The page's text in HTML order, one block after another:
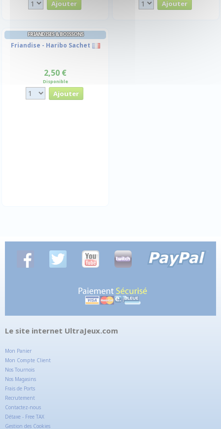
FRIANDISES & BOISSONS
Friandise - Haribo Sachet
2,50 €
Disponible
Le site internet UltraJeux.com
Mon Panier
Mon Compte Client
Nos Tournois
Nos Magasins
Frais de Ports
Recrutement
Contactez-nous
Détaxe - Free TAX
Gestion des Cookies